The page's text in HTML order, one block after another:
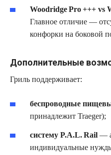
Woodridge Pro +++ vs
Главное отличие —
конфорки на боковой
Дополнительные
Гриль поддерживает:
беспроводные
принадлежит Traeger);
систему P.A.L. Rail —
индивидуальные